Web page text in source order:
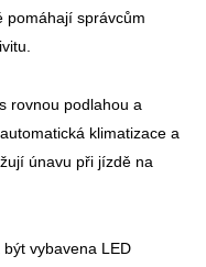
pomáhají správcům
rovnou podlahou a
klimatizace a
únavu při jízdě na
vybavena LED